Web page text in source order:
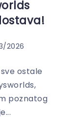
2026
ostale
poznatog